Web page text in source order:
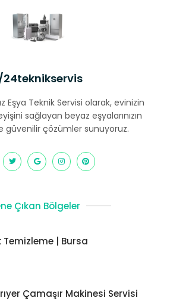
24teknikservis
Eşya Teknik Servisi olarak, evinizin
sağlayan beyaz eşyalarınızın
güvenilir çözümler sunuyoruz.
Çıkan Bölgeler
| Bursa
Çamaşır Makinesi Servisi